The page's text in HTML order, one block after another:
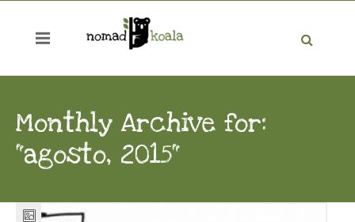
Monthly Archive for:
"agosto, 2015"